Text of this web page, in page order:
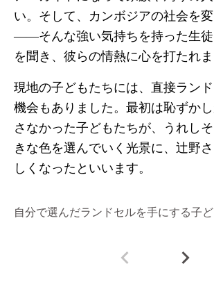
い。そして、カンボジアの社会を
――そんな強い気持ちを持った生
を聞き、彼らの情熱に心を打たれま
現地の子どもたちには、直接ラン
機会もありました。最初は恥ずか
さなかった子どもたちが、うれし
きな色を選んでいく光景に、辻野
しくなったといいます。
自分で選んだランドセルを手にする子